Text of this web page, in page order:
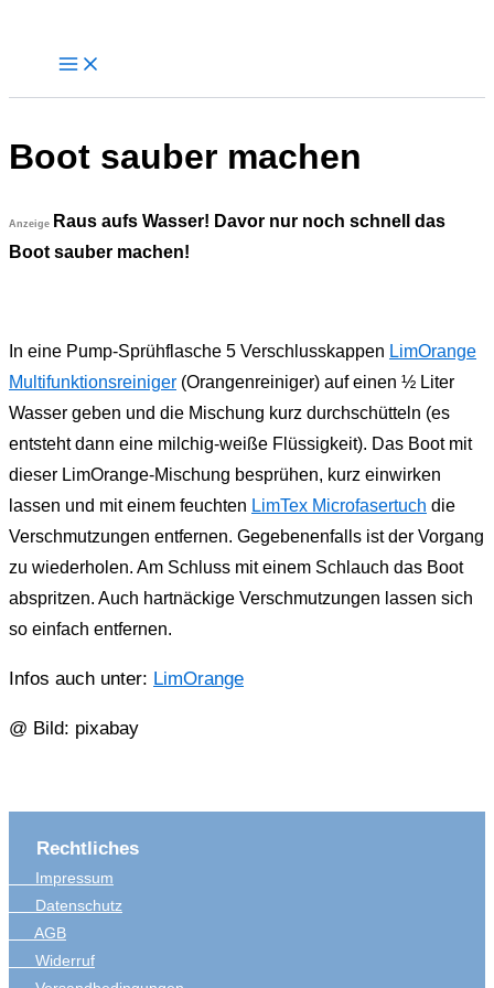
Boot sauber machen
Anzeige Raus aufs Wasser! Davor nur noch schnell das
Boot sauber machen!
In eine Pump-Sprühflasche 5 Verschlusskappen LimOrange
Multifunktionsreiniger (Orangenreiniger) auf einen ½ Liter
Wasser geben und die Mischung kurz durchschütteln (es
entsteht dann eine milchig-weiße Flüssigkeit). Das Boot mit
dieser LimOrange-Mischung besprühen, kurz einwirken
lassen und mit einem feuchten LimTex Microfasertuch die
Verschmutzungen entfernen. Gegebenenfalls ist der Vorgang
zu wiederholen. Am Schluss mit einem Schlauch das Boot
abspritzen. Auch hartnäckige Verschmutzungen lassen sich
so einfach entfernen.
Infos auch unter: LimOrange
@ Bild: pixabay
Rechtliches
Impressum
Datenschutz
AGB
Widerruf